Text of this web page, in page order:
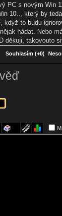
PC s novým Win
10.., který by
to budu
hádat. Nebo
děkuji, takovouto
Souhlasím (+0)